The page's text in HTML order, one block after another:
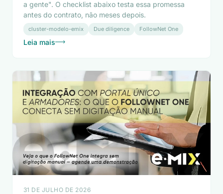
a gente". O checklist abaixo testa essa promessa
antes do contrato, não meses depois.
cluster-modelo-emix Due diligence FollowNet One
Leia mais
31 DE JULHO DE 2026